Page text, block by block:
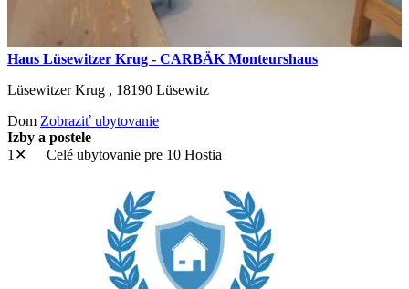
Haus Lüsewitzer Krug - CARBÄK Monteurshaus
Lüsewitzer Krug , 18190 Lüsewitz
Dom Zobraziť ubytovanie
Izby a postele
1✕
Celé ubytovanie pre 10 Hostia